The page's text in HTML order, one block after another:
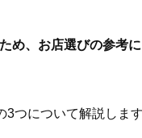
め、お店選びの参考
つについて解説します